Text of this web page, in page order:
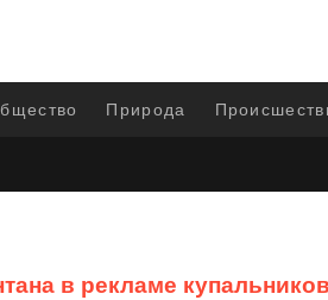
Природа
в рекламе